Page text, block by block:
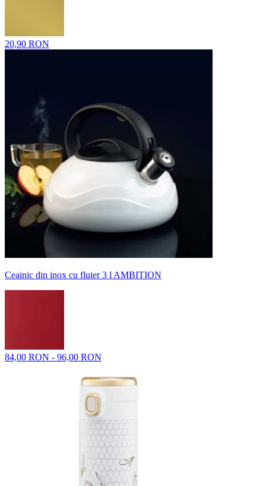
20,90 RON
Ceainic din inox cu fluier 3 l AMBITION
84,00 RON - 96,00 RON